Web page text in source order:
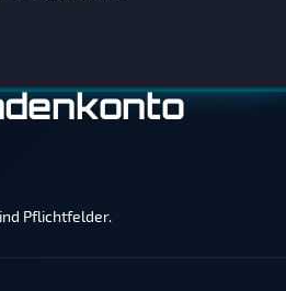
Pflichtfelder.